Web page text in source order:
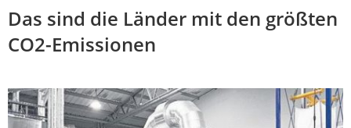
Das sind die Länder mit den größten
CO2-Emissionen